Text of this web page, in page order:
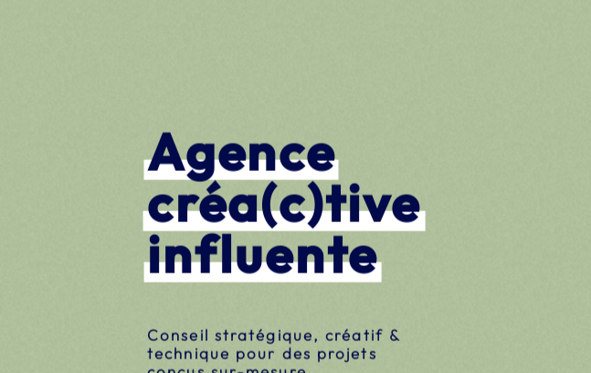
Par téléphone
236 Av. du Centenaire,
73700 Bourg-Saint-Maurice,
Conseil stratégique, créatif &
technique pour des projets
Agence
créa(c)tive
influente